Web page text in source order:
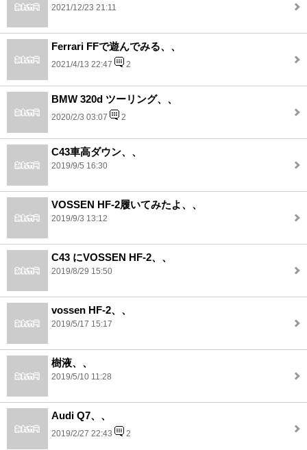
2021/12/23 21:11
Ferrari FFで遊んでみる、、
2021/4/13 22:47 2
BMW 320d ツーリング、、
2020/2/3 03:07 2
C43車高ダウン、、
2019/9/5 16:30
VOSSEN HF-2履いてみたよ、、
2019/9/3 13:12
C43 にVOSSEN HF-2、、
2019/8/29 15:50
vossen HF-2、、
2019/5/17 15:17
樹液、、
2019/5/10 11:28
Audi Q7、、
2019/2/27 22:43 2